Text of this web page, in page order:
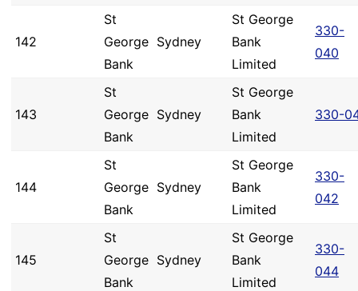
142
St
George
Bank
Sydney
St George
Bank
Limited
330-
040
143
St
George
Bank
Sydney
St George
Bank
Limited
330-
144
St
George
Bank
Sydney
St George
Bank
Limited
330-
042
145
St
George
Bank
Sydney
St George
Bank
Limited
330-
044